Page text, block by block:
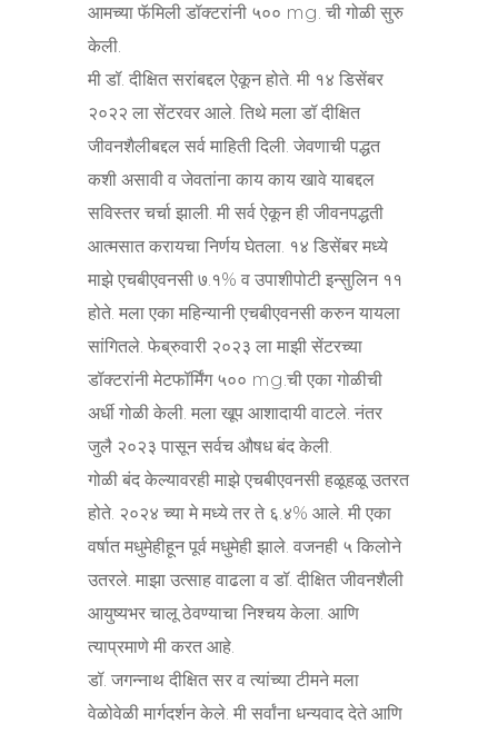
आमच्या फॅमिली डॉक्टरांनी ५०० mg. ची गोळी सुरु
केली.
मी डॉ. दीक्षित सरांबद्दल ऐकून होते. मी १४ डिसेंबर
२०२२ ला सेंटरवर आले. तिथे मला डॉ दीक्षित
जीवनशैलीबद्दल सर्व माहिती दिली. जेवणाची पद्धत
कशी असावी व जेवतांना काय काय खावे याबद्दल
सविस्तर चर्चा झाली. मी सर्व ऐकून ही जीवनपद्धती
आत्मसात करायचा निर्णय घेतला. १४ डिसेंबर मध्ये
माझे एचबीएवनसी ७.१% व उपाशीपोटी इन्सुलिन ११
होते. मला एका महिन्यानी एचबीएवनसी करुन यायला
सांगितले. फेब्रुवारी २०२३ ला माझी सेंटरच्या
डॉक्टरांनी मेटफॉर्मिंग ५०० mg.ची एका गोळीची
अर्धी गोळी केली. मला खूप आशादायी वाटले. नंतर
जुलै २०२३ पासून सर्वच औषध बंद केली.
गोळी बंद केल्यावरही माझे एचबीएवनसी हळूहळू उतरत
होते. २०२४ च्या मे मध्ये तर ते ६.४% आले. मी एका
वर्षात मधुमेहीहून पूर्व मधुमेही झाले. वजनही ५ किलोने
उतरले. माझा उत्साह वाढला व डॉ. दीक्षित जीवनशैली
आयुष्यभर चालू ठेवण्याचा निश्चय केला. आणि
त्याप्रमाणे मी करत आहे.
डॉ. जगन्नाथ दीक्षित सर व त्यांच्या टीमने मला
वेळोवेळी मार्गदर्शन केले. मी सर्वांना धन्यवाद देते आणि